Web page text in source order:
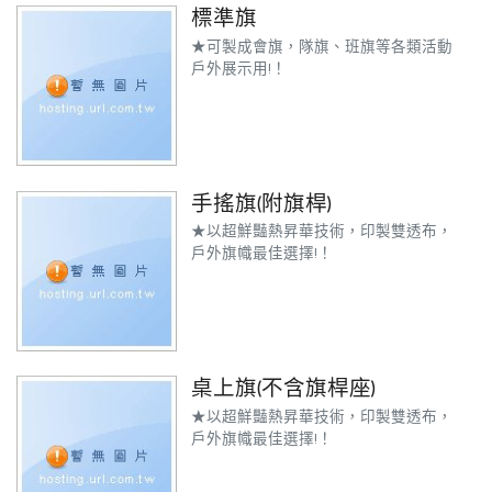
標準旗
★可製成會旗，隊旗、班旗等各類活動
戶外展示用!！
手搖旗(附旗桿)
★以超鮮豔熱昇華技術，印製雙透布，
戶外旗幟最佳選擇!！
桌上旗(不含旗桿座)
★以超鮮豔熱昇華技術，印製雙透布，
戶外旗幟最佳選擇!！